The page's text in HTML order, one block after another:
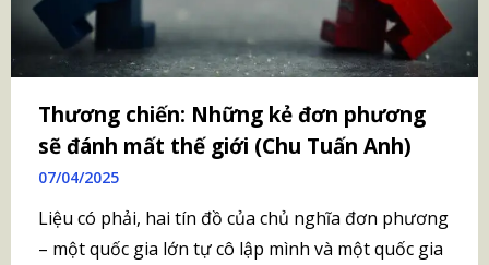
Thương chiến: Những kẻ đơn phương
sẽ đánh mất thế giới (Chu Tuấn Anh)
07/04/2025
Liệu có phải, hai tín đồ của chủ nghĩa đơn phương
– một quốc gia lớn tự cô lập mình và một quốc gia